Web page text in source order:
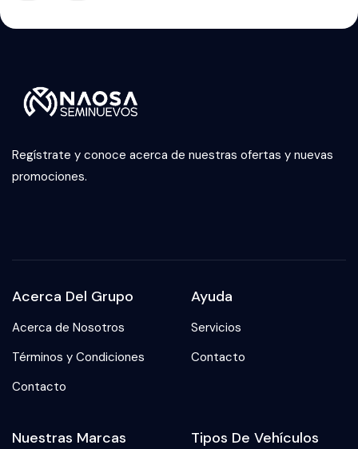
Regístrate y conoce acerca de nuestras ofertas y nuevas
promociones.
Acerca Del Grupo
Acerca de Nosotros
Términos y Condiciones
Contacto
Ayuda
Servicios
Contacto
Nuestras Marcas Tipos De Vehículos